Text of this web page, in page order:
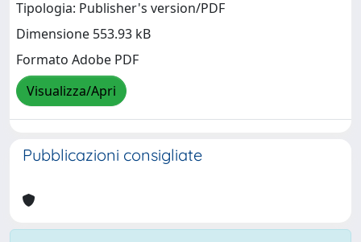
Tipologia: Publisher's version/PDF
Dimensione 553.93 kB
Formato Adobe PDF
Visualizza/Apri
Pubblicazioni consigliate